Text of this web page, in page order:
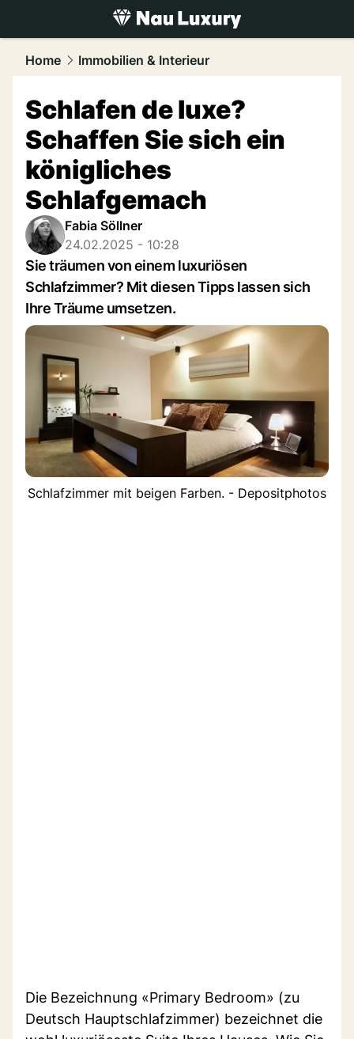
luxury.NAU.ch
Home Immobilien & Interieur
Schlafen de luxe?
Schaffen Sie sich ein
königliches
Schlafgemach
Fabia Söllner
24.02.2025 - 10:28
Sie träumen von einem luxuriösen
Schlafzimmer? Mit diesen Tipps lassen sich
Ihre Träume umsetzen.
Schlafzimmer mit beigen Farben. - Depositphotos
Die Bezeichnung «Primary Bedroom» (zu
Deutsch Hauptschlafzimmer) bezeichnet die